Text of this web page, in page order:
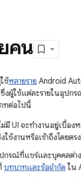
คน
ช้หลายราย Android
ผู้ใช้แต่ละรายในอุปก
ทต่อไปนี้
มี UI จะทำงานอยู่เบื้อง
ช้งานหรือเข้าถึงโดยตรง
รณ์ที่แชร์และบุคคลต่า
บทบาทและข้อจำกัด ใน